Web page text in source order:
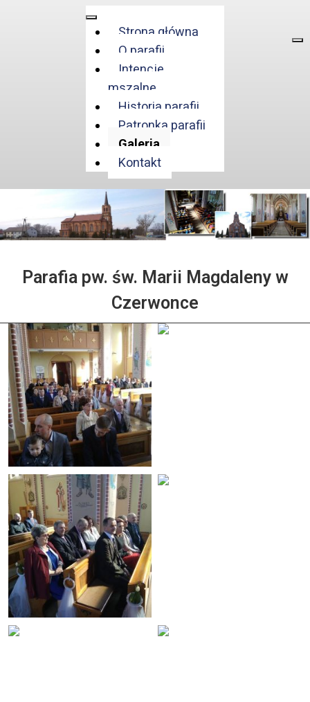
Strona główna
O parafii
Intencje
mszalne
Historia parafii
Patronka parafii
Galeria
Kontakt
Parafia pw. św. Marii Magdaleny w
Czerwonce